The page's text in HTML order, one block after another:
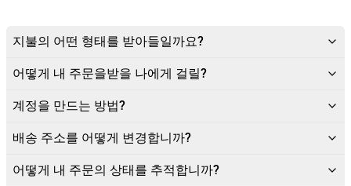
지불의 어떤 형태를 받아들일까요?
어떻게 내 주문을받을 나에게 걸릴?
계정을 만드는 방법?
배송 주소를 어떻게 변경합니까?
어떻게 내 주문의 상태를 추적합니까?